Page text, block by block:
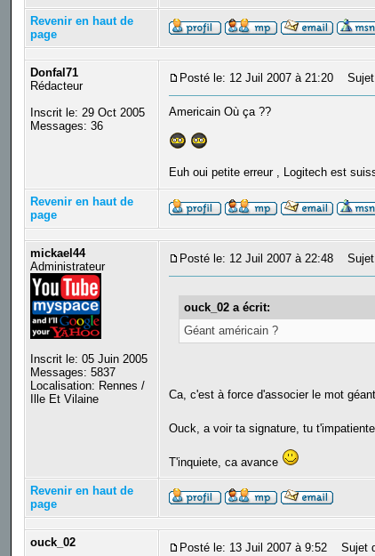
Revenir en haut de
page
Donfal71
Rédacteur
Inscrit le: 29 Oct 2005
Messages: 36
Posté le: 12 Juil 2007 à 21:20 Sujet
Americain Où ça ??
Euh oui petite erreur , Logitech est
Revenir en haut de
page
mickael44
Administrateur
Inscrit le: 05 Juin 2005
Messages: 5837
Localisation: Rennes /
Ille Et Vilaine
Posté le: 12 Juil 2007 à 22:48 Sujet
ouck_02 a écrit:
Géant américain ?
Ca, c'est à force d'associer le mot
Ouck, a voir ta signature, tu
T'inquiete, ca avance
Revenir en haut de
page
ouck_02 Posté le: 13 Juil 2007 à 9:52 Sujet